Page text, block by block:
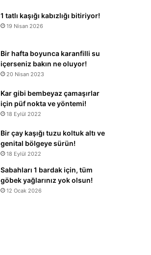
1 tatlı kaşığı kabızlığı bitiriyor!
19 Nisan 2026
Bir hafta boyunca karanfilli su
içerseniz bakın ne oluyor!
20 Nisan 2023
Kar gibi bembeyaz çamaşırlar
için püf nokta ve yöntemi!
18 Eylül 2022
Bir çay kaşığı tuzu koltuk altı ve
genital bölgeye sürün!
18 Eylül 2022
Sabahları 1 bardak için, tüm
göbek yağlarınız yok olsun!
12 Ocak 2026